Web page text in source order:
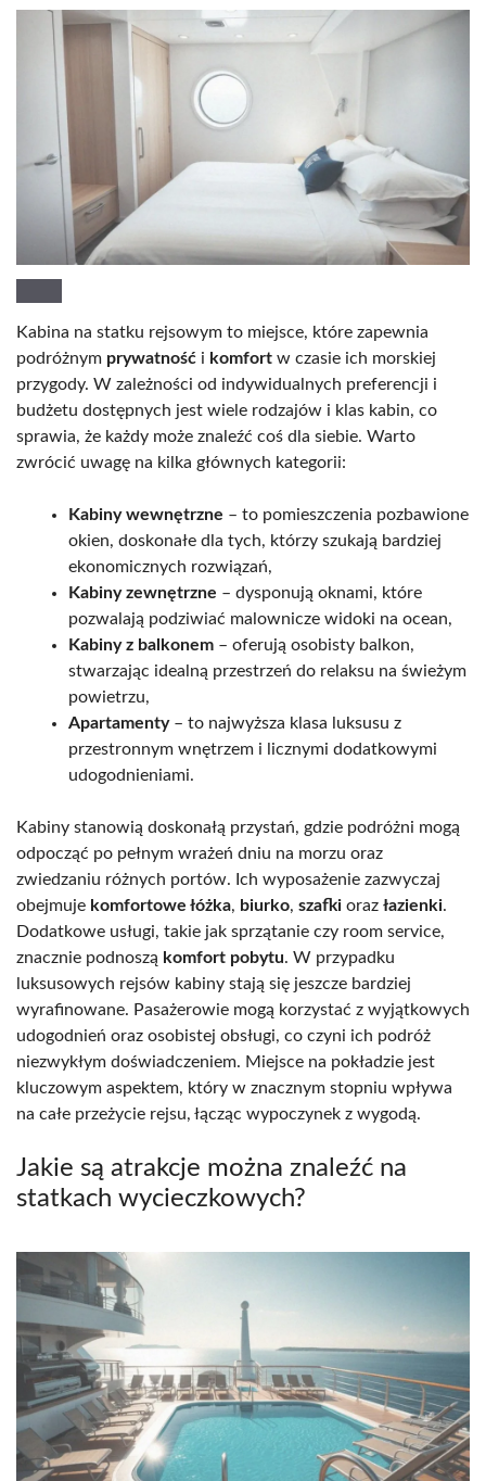
Kabina na statku rejsowym to miejsce, które zapewnia
podróżnym prywatność i komfort w czasie ich morskiej
przygody. W zależności od indywidualnych preferencji i
budżetu dostępnych jest wiele rodzajów i klas kabin, co
sprawia, że każdy może znaleźć coś dla siebie. Warto
zwrócić uwagę na kilka głównych kategorii:
Kabiny wewnętrzne – to pomieszczenia pozbawione
okien, doskonałe dla tych, którzy szukają bardziej
ekonomicznych rozwiązań,
Kabiny zewnętrzne – dysponują oknami, które
pozwalają podziwiać malownicze widoki na ocean,
Kabiny z balkonem – oferują osobisty balkon,
stwarzając idealną przestrzeń do relaksu na świeżym
powietrzu,
Apartamenty– to najwyższa klasa luksusu z
przestronnym wnętrzem i licznymi dodatkowymi
udogodnieniami.
Kabiny stanowią doskonałą przystań, gdzie podróżni mogą
odpocząć po pełnym wrażeń dniu na morzu oraz
zwiedzaniu różnych portów. Ich wyposażenie zazwyczaj
obejmuje komfortowe łóżka, biurko, szafki oraz łazienki.
Dodatkowe usługi, takie jak sprzątanie czy room service,
znacznie podnoszą komfort pobytu. W przypadku
luksusowych rejsów kabiny stają się jeszcze bardziej
wyrafinowane. Pasażerowie mogą korzystać z wyjątkowych
udogodnień oraz osobistej obsługi, co czyni ich podróż
niezwykłym doświadczeniem. Miejsce na pokładzie jest
kluczowym aspektem, który w znacznym stopniu wpływa
na całe przeżycie rejsu, łącząc wypoczynek z wygodą.
Jakie są atrakcje można znaleźć na
statkach wycieczkowych?